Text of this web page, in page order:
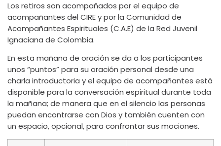
Los retiros son acompañados por el equipo de
acompañantes del CIRE y por la Comunidad de
Acompañantes Espirituales (C.A.E) de la Red Juvenil
Ignaciana de Colombia.
En esta mañana de oración se da a los participantes
unos “puntos” para su oración personal desde una
charla introductoria y el equipo de acompañantes está
disponible para la conversación espiritual durante toda
la mañana; de manera que en el silencio las personas
puedan encontrarse con Dios y también cuenten con
un espacio, opcional, para confrontar sus mociones.